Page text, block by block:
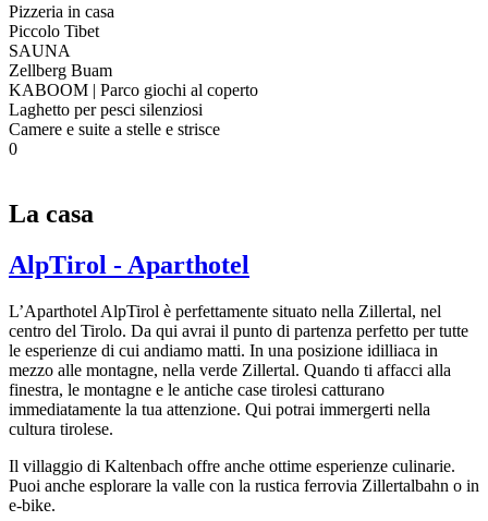
Pizzeria in casa
Piccolo Tibet
SAUNA
Zellberg Buam
KABOOM | Parco giochi al coperto
Laghetto per pesci silenziosi
Camere e suite a stelle e strisce
0
La casa
AlpTirol - Aparthotel
L’Aparthotel AlpTirol è perfettamente situato nella Zillertal, nel
centro del Tirolo. Da qui avrai il punto di partenza perfetto per tutte
le esperienze di cui andiamo matti. In una posizione idilliaca in
mezzo alle montagne, nella verde Zillertal. Quando ti affacci alla
finestra, le montagne e le antiche case tirolesi catturano
immediatamente la tua attenzione. Qui potrai immergerti nella
cultura tirolese.
Il villaggio di Kaltenbach offre anche ottime esperienze culinarie.
Puoi anche esplorare la valle con la rustica ferrovia Zillertalbahn o in
e-bike.